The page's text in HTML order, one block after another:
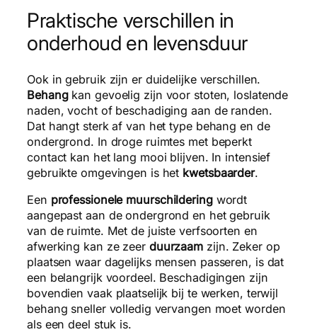
Praktische verschillen in
onderhoud en levensduur
Ook in gebruik zijn er duidelijke verschillen.
Behangkan gevoelig zijn voor stoten, loslatende
naden, vocht of beschadiging aan de randen.
Dat hangt sterk af van het type behang en de
ondergrond. In droge ruimtes met beperkt
contact kan het lang mooi blijven. In intensief
gebruikte omgevingen is het kwetsbaarder.
Een professionele muurschilderingwordt
aangepast aan de ondergrond en het gebruik
van de ruimte. Met de juiste verfsoorten en
afwerking kan ze zeer duurzaam zijn. Zeker op
plaatsen waar dagelijks mensen passeren, is dat
een belangrijk voordeel. Beschadigingen zijn
bovendien vaak plaatselijk bij te werken, terwijl
behang sneller volledig vervangen moet worden
als een deel stuk is.